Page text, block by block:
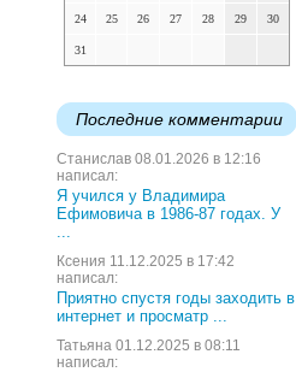
24 25 26 27 28 29 30
31
Последние комментарии
Станислав 08.01.2026 в 12:16
написал:
Я учился у Владимира
Ефимовича в 1986-87 годах. У
...
Ксения 11.12.2025 в 17:42
написал:
Приятно спустя годы заходить в
интернет и просматр ...
Татьяна 01.12.2025 в 08:11
написал: